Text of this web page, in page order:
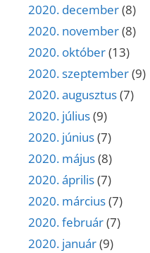
2020. december(8)
2020. november(8)
2020. október(13)
2020. szeptember(9)
2020. augusztus(7)
2020. július(9)
2020. június(7)
2020. május(8)
2020. április(7)
2020. március(7)
2020. február(7)
2020. január(9)